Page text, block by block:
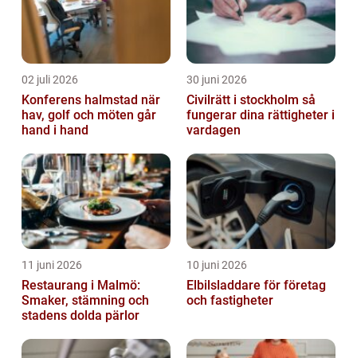
02 juli 2026
Konferens halmstad när
hav, golf och möten går
hand i hand
30 juni 2026
Civilrätt i stockholm så
fungerar dina rättigheter i
vardagen
11 juni 2026
Restaurang i Malmö:
Smaker, stämning och
stadens dolda pärlor
10 juni 2026
Elbilsladdare för företag
och fastigheter